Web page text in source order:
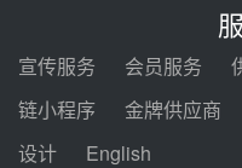
采
迪
宣传服务 会员服务
链小程序
金牌供应商
设计
English